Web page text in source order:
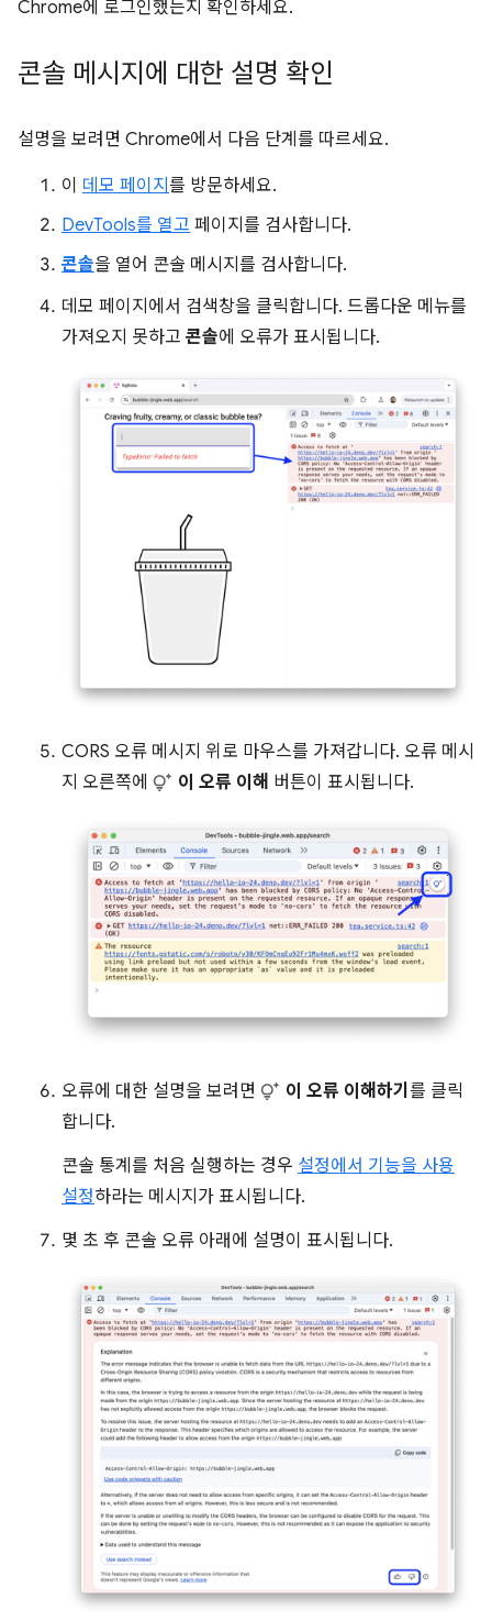
Chrome에 로그인했는지 확인하세요.
콘솔 메시지에 대한 설명 확인
설명을 보려면 Chrome에서 다음 단계를 따르세요.
이 데모 페이지 를 방문하세요.
DevTools를 열고 페이지를 검사합니다.
콘솔을 열어 콘솔 메시지를 검사합니다.
데모 페이지에서 검색창을 클릭합니다. 드롭다운 메뉴를
가져오지 못하고 콘솔에 오류가 표시됩니다.
CORS 오류 메시지 위로 마우스를 가져갑니다. 오류 메시
지 오른쪽에
이 오류 이해 버튼이 표시됩니다.
오류에 대한 설명을 보려면 이 오류 이해하기를 클릭
합니다.
콘솔 통계를 처음 실행하는 경우 설정에서 기능을 사용
설정하라는 메시지가 표시됩니다.
몇 초 후 콘솔 오류 아래에 설명이 표시됩니다.